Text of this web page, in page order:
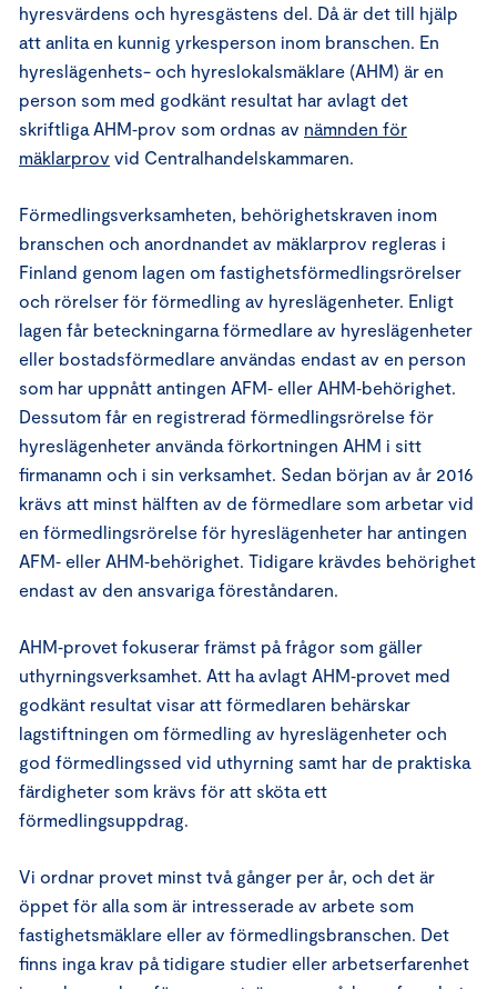
hyresvärdens och hyresgästens del. Då är det till hjälp
att anlita en kunnig yrkesperson inom branschen. En
hyreslägenhets- och hyreslokalsmäklare (AHM) är en
person som med godkänt resultat har avlagt det
skriftliga AHM‑prov som ordnas av nämnden för
mäklarprov vid Centralhandelskammaren.
Förmedlingsverksamheten, behörighetskraven inom
branschen och anordnandet av mäklarprov regleras i
Finland genom lagen om fastighetsförmedlingsrörelser
och rörelser för förmedling av hyreslägenheter. Enligt
lagen får beteckningarna förmedlare av hyreslägenheter
eller bostadsförmedlare användas endast av en person
som har uppnått antingen AFM‑ eller AHM‑behörighet.
Dessutom får en registrerad förmedlingsrörelse för
hyreslägenheter använda förkortningen AHM i sitt
firmanamn och i sin verksamhet. Sedan början av år 2016
krävs att minst hälften av de förmedlare som arbetar vid
en förmedlingsrörelse för hyreslägenheter har antingen
AFM‑ eller AHM‑behörighet. Tidigare krävdes behörighet
endast av den ansvariga föreståndaren.
AHM‑provet fokuserar främst på frågor som gäller
uthyrningsverksamhet. Att ha avlagt AHM‑provet med
godkänt resultat visar att förmedlaren behärskar
lagstiftningen om förmedling av hyreslägenheter och
god förmedlingssed vid uthyrning samt har de praktiska
färdigheter som krävs för att sköta ett
förmedlingsuppdrag.
Vi ordnar provet minst två gånger per år, och det är
öppet för alla som är intresserade av arbete som
fastighetsmäklare eller av förmedlingsbranschen. Det
finns inga krav på tidigare studier eller arbetserfarenhet